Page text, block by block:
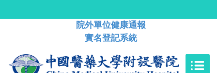
院外單位健康通報
實名登記系統